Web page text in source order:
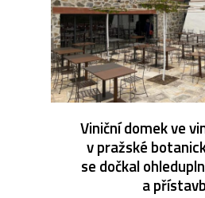
Viniční domek ve
v pražské
se dočkal
a